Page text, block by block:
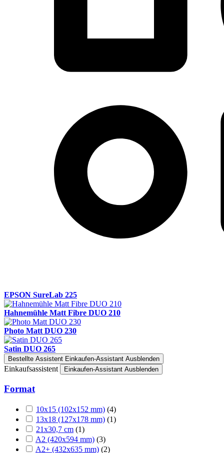
EPSON SureLab 225
Hahnemühle Matt Fibre DUO 210
Photo Matt DUO 230
Satin DUO 265
Bestellte Assistent Einkaufen-Assistant Ausblenden
Einkaufsassistent Einkaufen-Assistant Ausblenden
Format
10x15 (102x152 mm) (4)
13x18 (127x178 mm) (1)
21x30,7 cm (1)
A2 (420x594 mm) (3)
A2+ (432x635 mm) (2)